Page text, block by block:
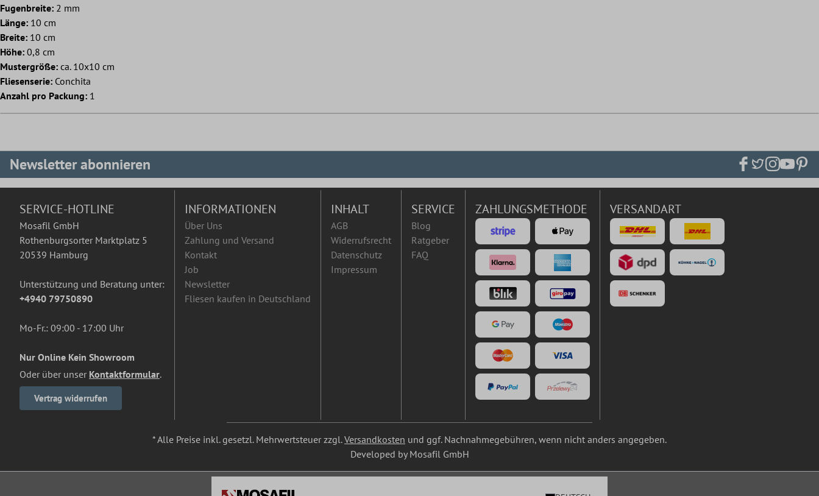
Fugenbreite: 2 mm
Länge: 10 cm
Breite: 10 cm
Höhe: 0,8 cm
Mustergröße: ca. 10x10 cm
Fliesenserie: Conchita
Anzahl pro Packung: 1
Newsletter abonnieren
SERVICE-HOTLINE
Mosafil GmbH
Rothenburgsorter Marktplatz 5
20539 Hamburg
Unterstützung und Beratung unter:
+4940 79750890
Mo-Fr.: 09:00 - 17:00 Uhr
Nur Online Kein Showroom
Oder über unser Kontaktformular.
Vertrag widerrufen
INFORMATIONEN
Über Uns
Zahlung und Versand
Kontakt
Job
Newsletter
Fliesen kaufen in Deutschland
INHALT
AGB
Widerrufsrecht
Datenschutz
Impressum
SERVICE
Blog
Ratgeber
FAQ
ZAHLUNGSMETHODE VERSANDART
* Alle Preise inkl. gesetzl. Mehrwertsteuer zzgl.Versandkosten und ggf. Nachnahmegebühren, wenn nicht anders angegeben.
Developed by Mosafil GmbH